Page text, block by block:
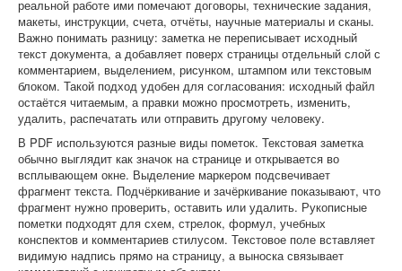
реальной работе ими помечают договоры, технические задания,
макеты, инструкции, счета, отчёты, научные материалы и сканы.
Важно понимать разницу: заметка не переписывает исходный
текст документа, а добавляет поверх страницы отдельный слой с
комментарием, выделением, рисунком, штампом или текстовым
блоком. Такой подход удобен для согласования: исходный файл
остаётся читаемым, а правки можно просмотреть, изменить,
удалить, распечатать или отправить другому человеку.
В PDF используются разные виды пометок. Текстовая заметка
обычно выглядит как значок на странице и открывается во
всплывающем окне. Выделение маркером подсвечивает
фрагмент текста. Подчёркивание и зачёркивание показывают, что
фрагмент нужно проверить, оставить или удалить. Рукописные
пометки подходят для схем, стрелок, формул, учебных
конспектов и комментариев стилусом. Текстовое поле вставляет
видимую надпись прямо на страницу, а выноска связывает